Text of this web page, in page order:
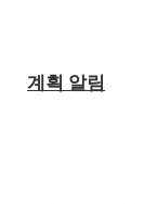
계획 알림